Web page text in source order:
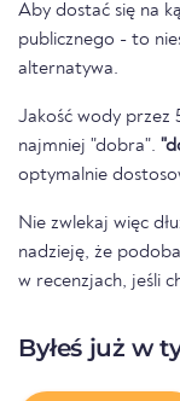
Aby dostać się na
publicznego - to
alternatywa.
Jakość wody przez
najmniej "dobra".
optymalnie
Nie zwlekaj więc
nadzieję, że
w recenzjach, jeśli
Byłeś już w